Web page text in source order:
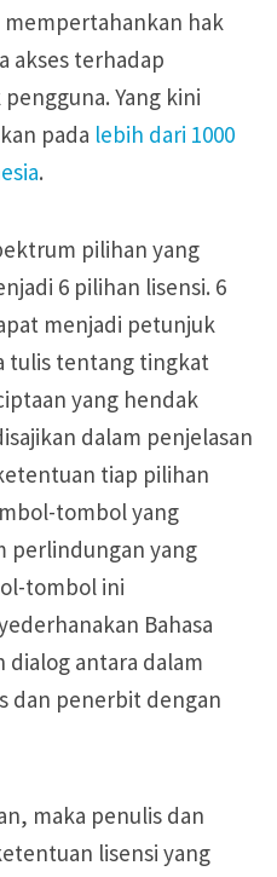
hak
akses terhadap
Yang kini
pada lebih dari 1000
.
pilihan yang
6 pilihan lisensi. 6
menjadi petunjuk
tulis tentang tingkat
yang hendak
dalam penjelasan
tiap pilihan
tombol yang
perlindungan yang
tombol ini
Bahasa
antara dalam
dan penerbit dengan
maka penulis dan
lisensi yang